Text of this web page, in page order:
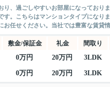
、過ごしやすいお部屋になっており
。こちらはマンションタイプになり
任せください。当社では豊富な賃貸
敷金/保証金 礼金 間取り
0万円 20万円 3LDK
0万円 20万円 3LDK